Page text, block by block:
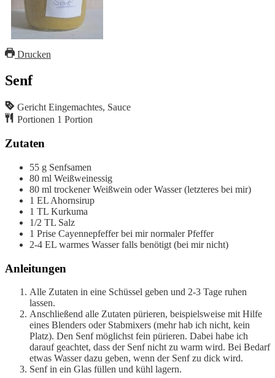
Drucken
Senf
Gericht Eingemachtes, Sauce
Portionen 1 Portion
Zutaten
55 g Senfsamen
80 ml Weißweinessig
80 ml trockener Weißwein oder Wasser (letzteres bei mir)
1 EL Ahornsirup
1 TL Kurkuma
1/2 TL Salz
1 Prise Cayennepfeffer bei mir normaler Pfeffer
2-4 EL warmes Wasser falls benötigt (bei mir nicht)
Anleitungen
Alle Zutaten in eine Schüssel geben und 2-3 Tage ruhen
lassen.
Anschließend alle Zutaten pürieren, beispielsweise mit Hilfe
eines Blenders oder Stabmixers (mehr hab ich nicht, kein
Platz). Den Senf möglichst fein pürieren. Dabei habe ich
darauf geachtet, dass der Senf nicht zu warm wird. Bei Bedarf
etwas Wasser dazu geben, wenn der Senf zu dick wird.
Senf in ein Glas füllen und kühl lagern.